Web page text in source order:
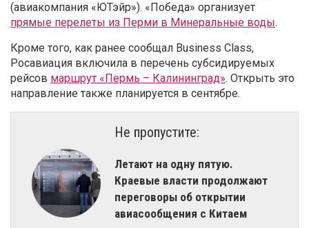
(авиакомпания «ЮТэйр»). «Победа» организует
прямые перелеты из Перми в Минеральные воды.
Кроме того, как ранее сообщал Business Class,
Росавиация включила в перечень субсидируемых
рейсов маршрут «Пермь – Калининград». Открыть это
направление также планируется в сентябре.
Не пропустите:
Летают на одну пятую.
Краевые власти продолжают
переговоры об открытии
авиасообщения с Китаем